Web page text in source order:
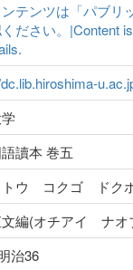
テンツは「パブリ
ださい。|Content
讀本 巻五
トウ コクゴ ドク
編(オチアイ ナオ
治36